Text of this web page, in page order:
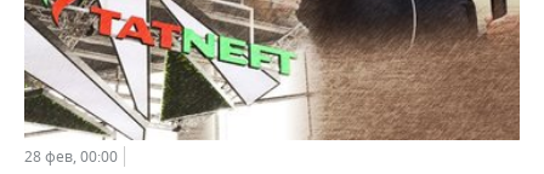
28 фев, 00:00